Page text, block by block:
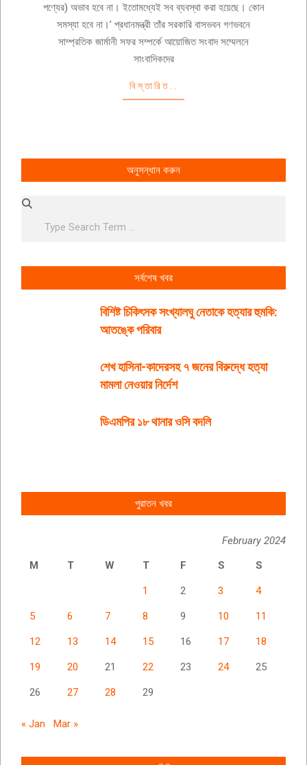
পণ্যের) অভাব হবে না। ইতোমধ্যেই সব ব্যবস্থা করা হয়েছে। কোন
সমস্যা হবে না।’ প্রধানমন্ত্রী তাঁর সরকারি বাসভবন গণভবনে
সাম্প্রতিক জার্মানী সফর সম্পর্কে আয়োজিত সংবাদ সম্মেলনে
সাংবাদিকদের
বিস্তারিত..
অনুসন্ধান করুন
Search
সর্বশেষ খবর
বিশিষ্ট চিকিৎসক সংখ্যালঘু নেতাকে হত্যার হুমকি:
আতঙ্কে পরিবার
শেখ হাসিনা-কাদেরসহ ৭ জনের বিরুদ্ধে হত্যা
মামলা নেওয়ার নির্দেশ
ডিএমপির ১৮ থানার ওসি বদলি
পুরাতন খবর
February 2024
M
T W T F S S
1 2 3 4
5 6 7 8 9 10 11
12 13 14 15 16 17 18
19 20 21 22 23 24 25
26 27 28 29
« Jan Mar »